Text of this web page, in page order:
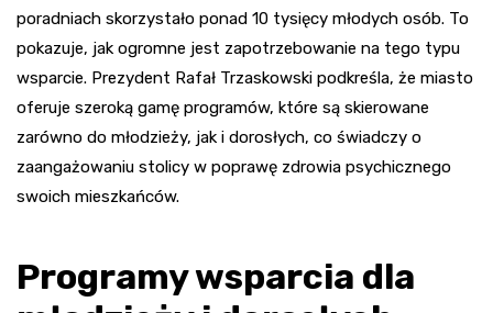
poradniach skorzystało ponad 10 tysięcy młodych osób. To
pokazuje, jak ogromne jest zapotrzebowanie na tego typu
wsparcie. Prezydent Rafał Trzaskowski podkreśla, że miasto
oferuje szeroką gamę programów, które są skierowane
zarówno do młodzieży, jak i dorosłych, co świadczy o
zaangażowaniu stolicy w poprawę zdrowia psychicznego
swoich mieszkańców.
Programy wsparcia dla